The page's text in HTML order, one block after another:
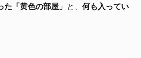
「黄色の部屋」 と、 何も入ってい